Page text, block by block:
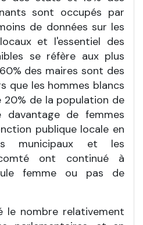
sont occupés par
de données sur les
et l'essentiel des
se réfère aux plus
des maires sont des
que les hommes blancs
de la population de
davantage de femmes
publique locale en
municipaux et les
ont continué à
femme ou pas de
le nombre relativement